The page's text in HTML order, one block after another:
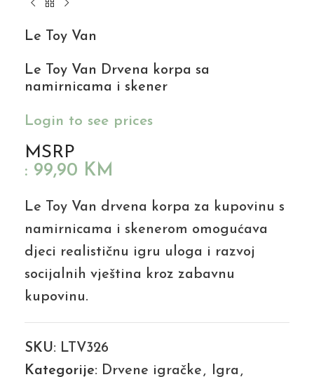
Le Toy Van
Le Toy Van Drvena korpa sa
namirnicama i skener
Login to see prices
MSRP
: 99,90 KM
Le Toy Van drvena korpa za kupovinu s
namirnicama i skenerom omogućava
djeci realističnu igru uloga i razvoj
socijalnih vještina kroz zabavnu
kupovinu.
SKU: LTV326
Kategorije: Drvene igračke , Igra ,